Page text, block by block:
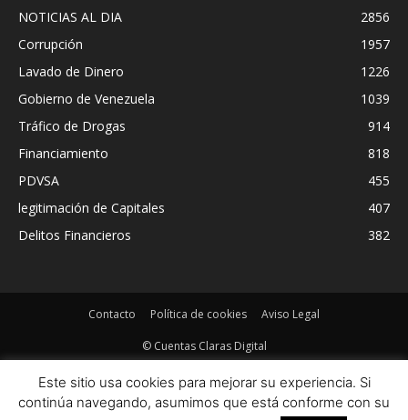
NOTICIAS AL DIA
2856
Corrupción
1957
Lavado de Dinero
1226
Gobierno de Venezuela
1039
Tráfico de Drogas
914
Financiamiento
818
PDVSA
455
legitimación de Capitales
407
Delitos Financieros
382
Contacto Política de cookies Aviso Legal
© Cuentas Claras Digital
Este sitio usa cookies para mejorar su experiencia. Si
continúa navegando, asumimos que está conforme con su